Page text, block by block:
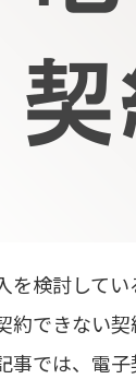
を検討して
約できない
事では、電